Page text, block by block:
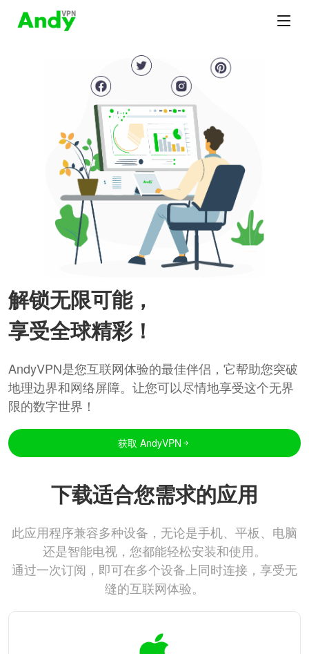
解锁无限可能，
享受全球精彩！
AndyVPN是您互联网体验的最佳伴侣，它帮助您突破
地理边界和网络屏障。让您可以尽情地享受这个无界
限的数字世界！
获取 AndyVPN
下载适合您需求的应用
此应用程序兼容多种设备，无论是手机、平板、电脑
还是智能电视，您都能轻松安装和使用。
通过一次订阅，即可在多个设备上同时连接，享受无
缝的互联网体验。